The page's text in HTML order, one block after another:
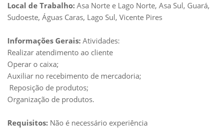
Local de Trabalho: Asa Norte e Lago Norte, Asa Sul, Guará,
Sudoeste, Águas Caras, Lago Sul, Vicente Pires
Informações Gerais: Atividades:
Realizar atendimento ao cliente
Operar o caixa;
Auxiliar no recebimento de mercadoria;
Reposição de produtos;
Organização de produtos.
Requisitos: Não é necessário experiência